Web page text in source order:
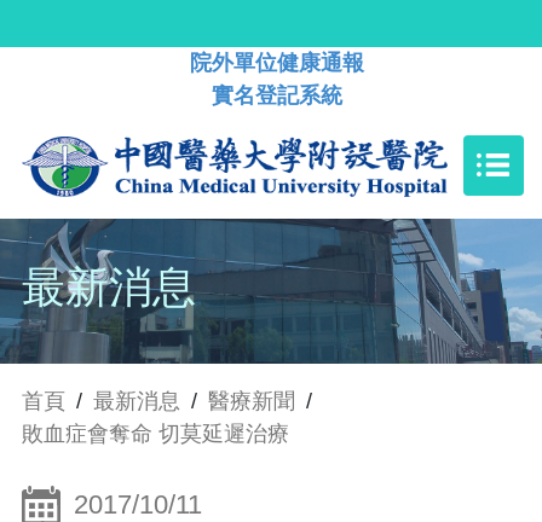
院外單位健康通報
實名登記系統
最新消息
首頁 / 最新消息 / 醫療新聞 /
敗血症會奪命 切莫延遲治療
2017/10/11